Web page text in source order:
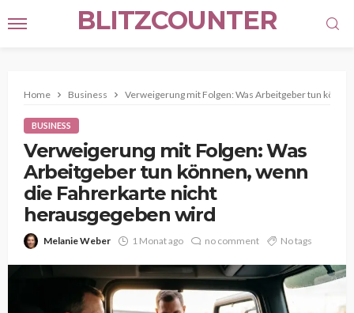
BLITZCOUNTER
Home Business Verweigerung mit Folgen: Was Arbeitgeber tun
BUSINESS
Verweigerung mit Folgen: Was
Arbeitgeber tun können, wenn
die Fahrerkarte nicht
herausgegeben wird
Melanie Weber 1 Monat ago no comment No tags